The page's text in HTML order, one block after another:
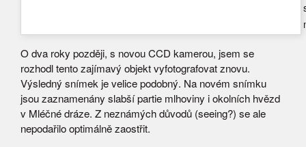
O dva roky později, s novou CCD kamerou, jsem se
rozhodl tento zajímavý objekt vyfotografovat znovu.
Výsledný snímek je velice podobný. Na novém snímku
jsou zaznamenány slabší partie mlhoviny i okolních hvězd
v Mléčné dráze. Z neznámých důvodů (seeing?) se ale
nepodařilo optimálně zaostřit.